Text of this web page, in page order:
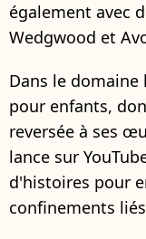
également avec
Wedgwood et
Dans le
pour enfants,
reversée à ses
lance sur
d'histoires pour
confinements